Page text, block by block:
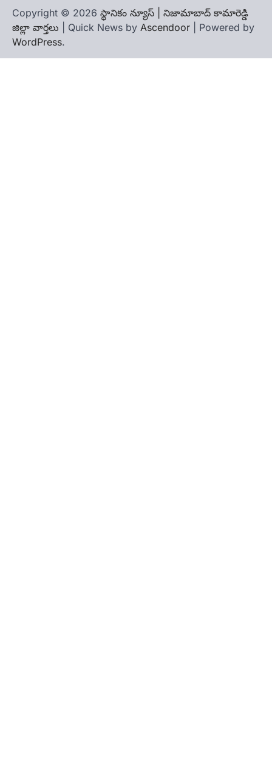
Copyright © 2026 స్థానికం న్యూస్ | నిజామాబాద్ కామారెడ్డి
జిల్లా వార్తలు | Quick News by Ascendoor | Powered by
WordPress.